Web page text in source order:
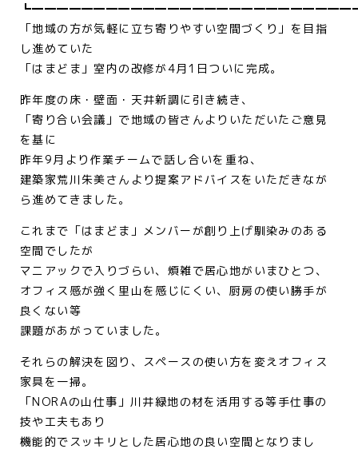
「地域の方が気軽に立ち寄りやすい空間づくり」を目指
し進めていた
「はまどま」室内の改修が4月1日ついに完成。
昨年度の床・壁面・天井新調に引き続き、
「寄り合い会議」で地域の皆さんよりいただいたご意見
を基に
昨年9月より作業チームで話し合いを重ね、
建築家荒川朱美さんより提案アドバイスをいただきなが
ら進めてきました。
これまで「はまどま」メンバーが創り上げ馴染みのある
空間でしたが
マニアックで入りづらい、煩雑で居心地がいまひとつ、
オフィス感が強く里山を感じにくい、厨房の使い勝手が
良くない等
課題があがっていました。
それらの解決を図り、スペースの使い方を変えオフィス
家具を一掃。
「NORAの山仕事」川井緑地の材を活用する等手仕事の
技や工夫もあり
機能的でスッキリとした居心地の良い空間となりまし